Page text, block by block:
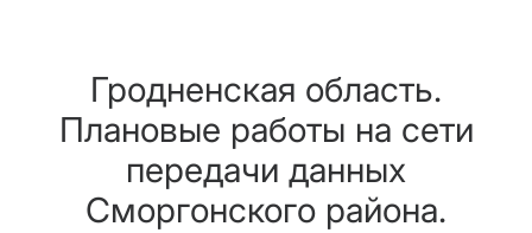
Гродненская область.
Плановые работы на сети
передачи данных
Сморгонского района.